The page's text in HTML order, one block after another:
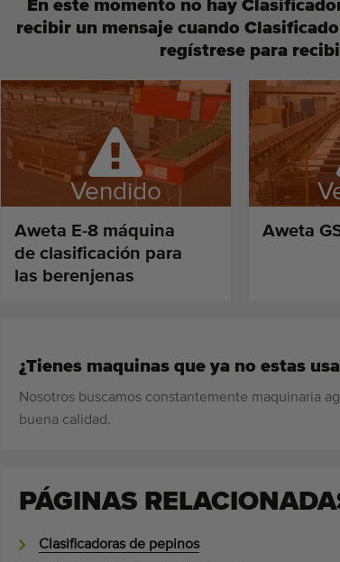
En este momento no hay
recibir un mensaje cuando
regístrese para
Vendido
Aweta E-8 máquina
de clasificación para
las berenjenas
Aweta
¿Tienes maquinas que ya no estas
Nosotros buscamos constantemente maquinaria
buena calidad.
PÁGINAS
Clasificadoras de pepinos